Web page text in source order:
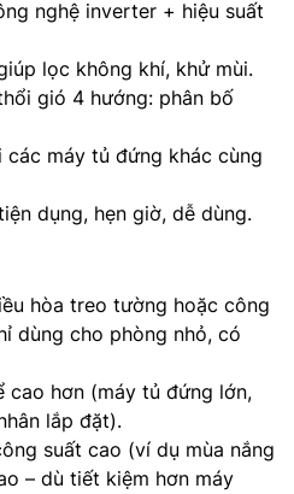
nghệ inverter + hiệu suất
lọc không khí, khử mùi.
gió 4 hướng: phân bố
các máy tủ đứng khác cùng
dụng, hẹn giờ, dễ dùng.
hòa treo tường hoặc công
dùng cho phòng nhỏ, có
cao hơn (máy tủ đứng lớn,
lắp đặt).
suất cao (ví dụ mùa nắng
– dù tiết kiệm hơn máy